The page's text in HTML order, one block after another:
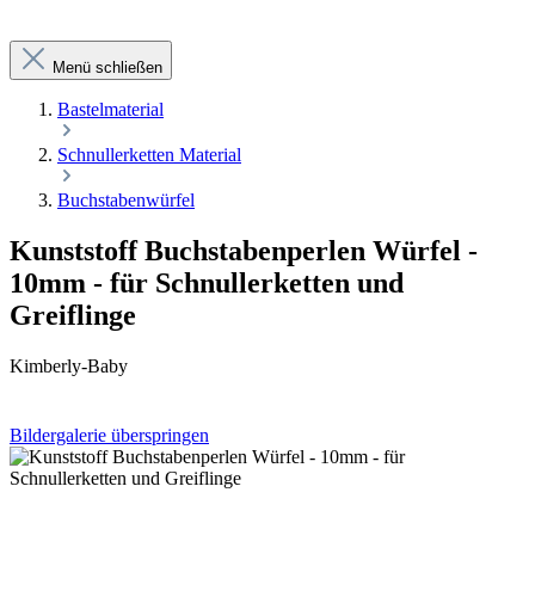
Menü schließen
Bastelmaterial
Schnullerketten Material
Buchstabenwürfel
Kunststoff Buchstabenperlen Würfel -
10mm - für Schnullerketten und
Greiflinge
Kimberly-Baby
Bildergalerie überspringen